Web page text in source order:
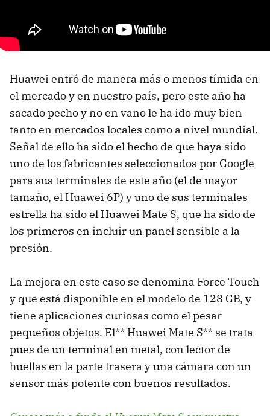
Huawei entró de manera más o menos tímida en
el mercado y en nuestro país, pero este año ha
sacado pecho y no en vano le ha ido muy bien
tanto en mercados locales como a nivel mundial.
Señal de ello ha sido el hecho de que haya sido
uno de los fabricantes seleccionados por Google
para sus terminales de este año (el de mayor
tamaño, el Huawei 6P) y uno de sus terminales
estrella ha sido el Huawei Mate S, que ha sido de
los primeros en incluir un panel sensible a la
presión.
La mejora en este caso se denomina Force Touch
y que está disponible en el modelo de 128 GB, y
tiene aplicaciones curiosas como el pesar
pequeños objetos. El** Huawei Mate S** se trata
pues de un terminal en metal, con lector de
huellas en la parte trasera y una cámara con un
sensor más potente con buenos resultados.